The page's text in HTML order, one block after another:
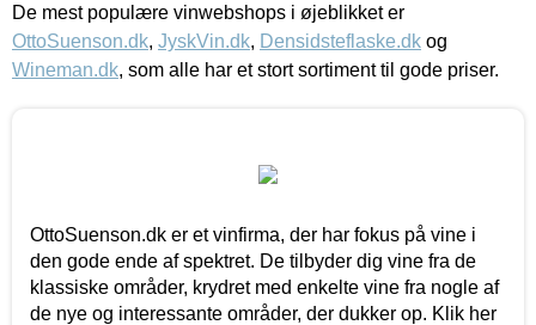
De mest populære vinwebshops i øjeblikket er
OttoSuenson.dk, JyskVin.dk, Densidsteflaske.dk og
Wineman.dk, som alle har et stort sortiment til gode priser.
OttoSuenson.dk er et vinfirma, der har fokus på vine i
den gode ende af spektret. De tilbyder dig vine fra de
klassiske områder, krydret med enkelte vine fra nogle af
de nye og interessante områder, der dukker op. Klik her